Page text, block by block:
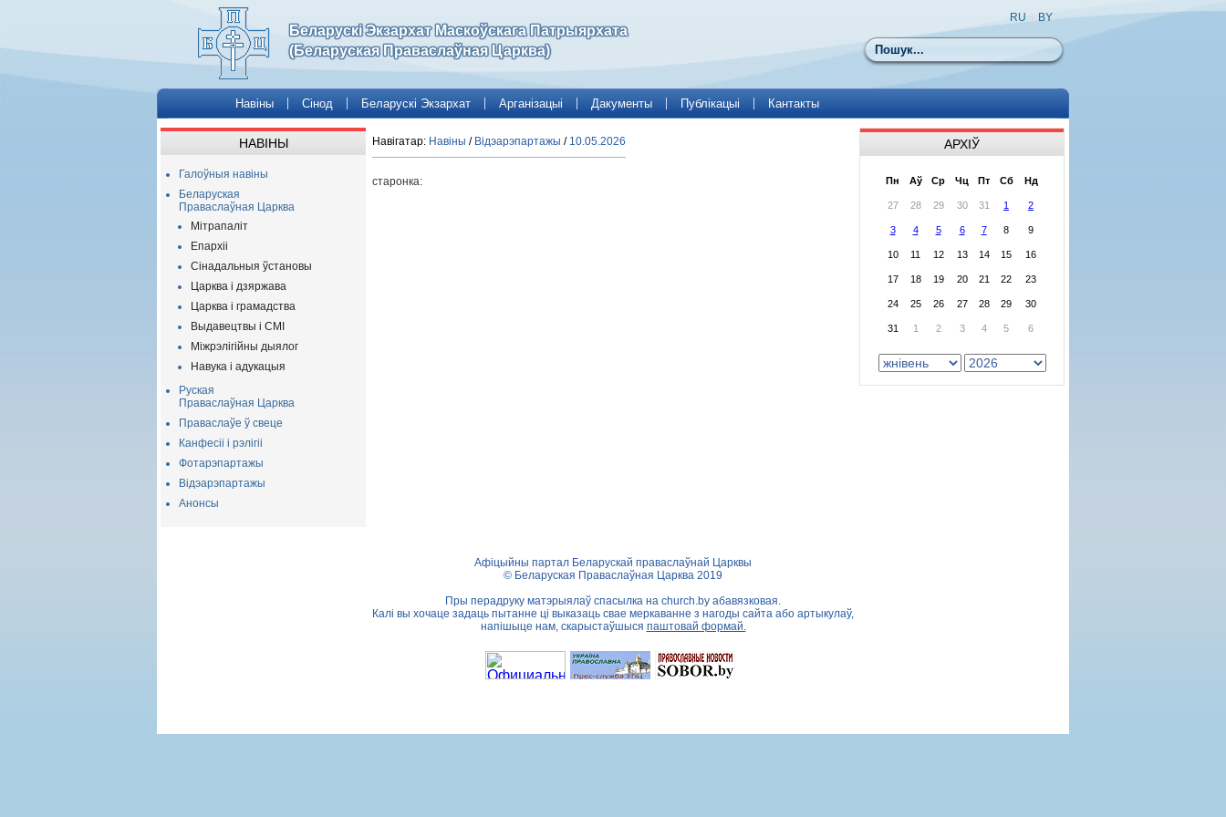
Беларускі Экзархат Маскоўскага Патрыярхата
(Беларуская Праваслаўная Царква)
Пошук
RU BY
Навіны Сінод Беларускі Экзархат Арганізацыі Дакументы Публікацыі Кантакты
НАВІНЫ
Галоўныя навіны
Беларуская
Праваслаўная Царква
Мітрапаліт
Епархіі
Сінадальныя ўстановы
Царква і дзяржава
Царква і грамадства
Выдавецтвы і СМІ
Міжрэлігійны дыялог
Навука і адукацыя
Руская
Праваслаўная Царква
Праваслаўе ў свеце
Канфесіі і рэлігіі
Фотарэпартажы
Відэарэпартажы
Анонсы
Навігатар: Навіны / Відэарэпартажы / 10.05.2026
старонка:
АРХІЎ
Пн Аў Ср Чц Пт Сб Нд
27 28 29 30 31 1 2
3 4 5 6 7 8 9
10 11 12 13 14 15 16
17 18 19 20 21 22 23
24 25 26 27 28 29 30
31 1 2 3 4 5 6
Афіцыйны партал Беларускай праваслаўнай Царквы
© Беларуская Праваслаўная Царква 2019
Пры перадруку матэрыялаў спасылка на church.by абавязковая.
Калі вы хочаце задаць пытанне ці выказаць свае меркаванне з нагоды сайта або артыкулаў,
напішыце нам, скарыстаўшыся паштовай формай.